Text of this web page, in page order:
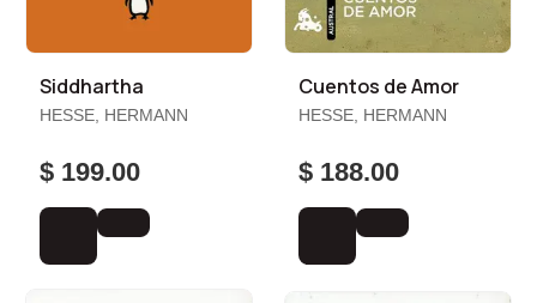
Siddhartha
HESSE, HERMANN
$ 199.00
Cuentos de Amor
HESSE, HERMANN
$ 188.00